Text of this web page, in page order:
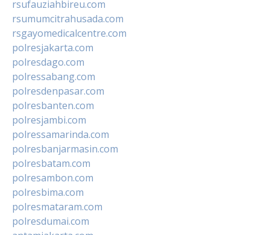
rsufauziahbireu.com
rsumumcitrahusada.com
rsgayomedicalcentre.com
polresjakarta.com
polresdago.com
polressabang.com
polresdenpasar.com
polresbanten.com
polresjambi.com
polressamarinda.com
polresbanjarmasin.com
polresbatam.com
polresambon.com
polresbima.com
polresmataram.com
polresdumai.com